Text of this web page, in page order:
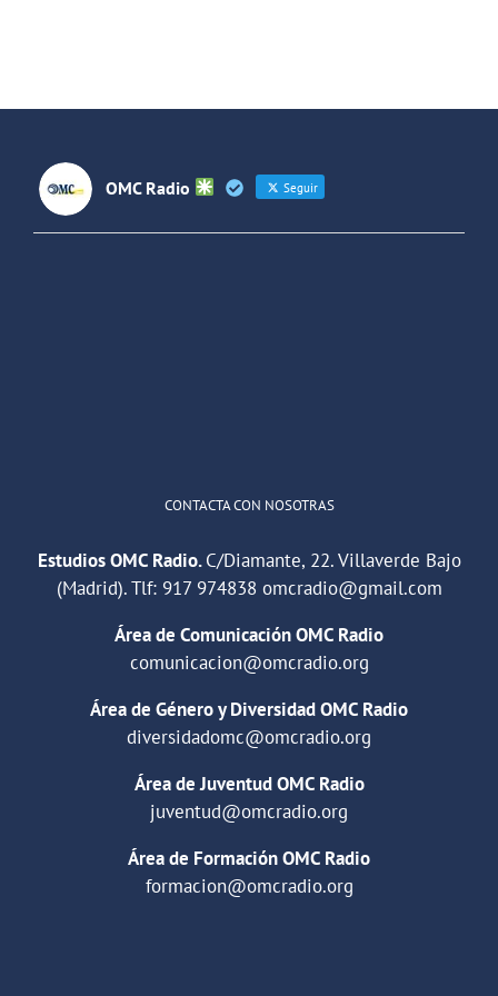
OMC Radio Seguir
CONTACTA CON NOSOTRAS
Estudios OMC Radio.C/Diamante, 22. Villaverde Bajo
(Madrid). Tlf: 917 974838 omcradio@gmail.com
Área de Comunicación OMC Radio
comunicacion@omcradio.org
Área de Género y Diversidad OMC Radio
diversidadomc@omcradio.org
Área de Juventud OMC Radio
juventud@omcradio.org
Área de Formación OMC Radio
formacion@omcradio.org